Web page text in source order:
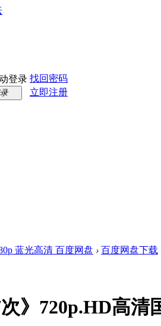
登录 找回密码
立即注册
蓝光高清 百度网盘 › 百度网盘下载
次》720p.HD高